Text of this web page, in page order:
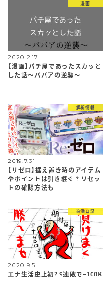
漫画
2020.2.17
【漫画】パチ屋であったスカッと
した話〜ババアの逆襲〜
解析情報
2019.7.31
【リゼロ】据え置き時のアイテム
やポイントは引き継ぐ？リセッ
トの確認方法も
稼働日記
2020.9.5
エナ生活史上初? 9連敗で−100K